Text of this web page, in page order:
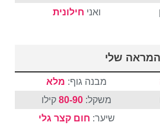
ואני חילונית
המראה שלי
מבנה גוף: מלא
משקל: 80-90 קילו
שיער: חום קצר גלי